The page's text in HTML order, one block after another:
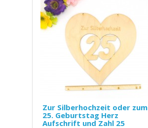
Zur Silberhochzeit oder zum
25. Geburtstag Herz
Aufschrift und Zahl 25